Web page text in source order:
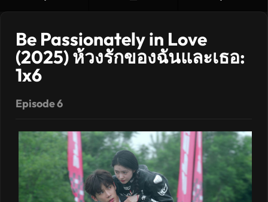
Be Passionately in Love
(2025) ห้วงรักของฉันและเธอ:
1x6
Episode 6